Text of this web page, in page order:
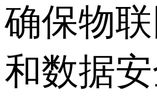
确保物
和数据